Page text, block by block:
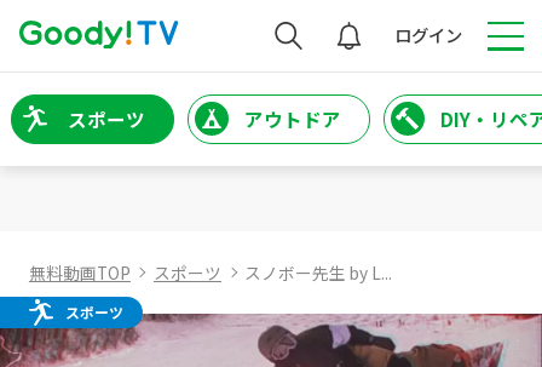
検索 ログイン
スポーツ アウトドア DIY・リペ
無料動画TOP スポーツ スノボー先生 by L...
スポーツ